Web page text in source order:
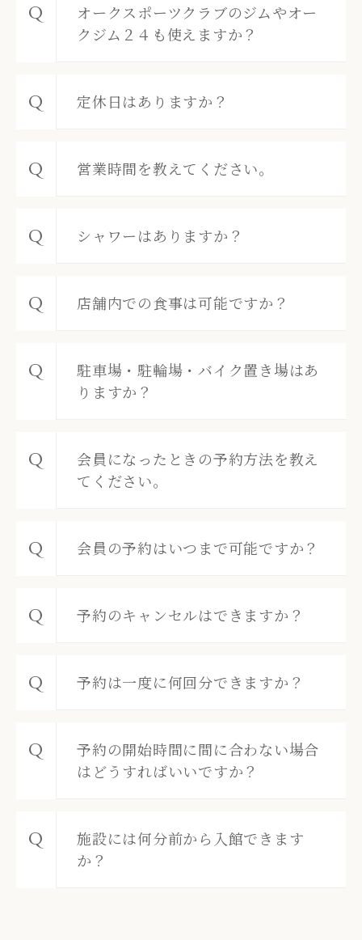
オークスポーツクラブのジムやオー
クジム２４も使えますか？
定休日はありますか？
営業時間を教えてください。
シャワーはありますか？
店舗内での食事は可能ですか？
駐車場・駐輪場・バイク置き場はあ
りますか？
会員になったときの予約方法を教え
てください。
会員の予約はいつまで可能ですか？
予約のキャンセルはできますか？
予約は一度に何回分できますか？
予約の開始時間に間に合わない場合
はどうすればいいですか？
施設には何分前から入館できます
か？